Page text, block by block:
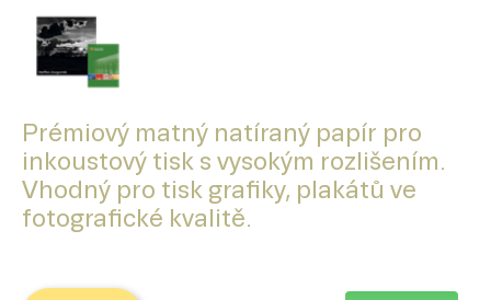
Prémiový matný natíraný papír pro
inkoustový tisk s vysokým rozlišením.
Vhodný pro tisk grafiky, plakátů ve
fotografické kvalitě.